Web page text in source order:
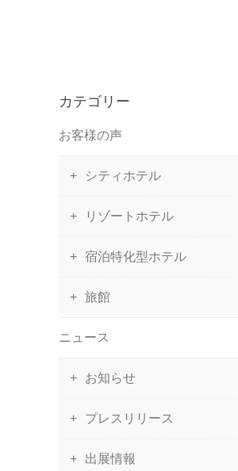
カテゴリー
お客様の声
シティホテル
リゾートホテル
宿泊特化型ホテル
旅館
ニュース
お知らせ
プレスリリース
出展情報